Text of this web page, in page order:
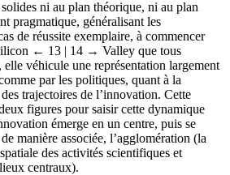
ni au plan théorique, ni au plan
pragmatique, généralisant les
de réussite exemplaire, à commencer
← 13 | 14 → Valley que tous
elle véhicule une représentation largement
par les politiques, quant à la
trajectoires de l’innovation. Cette
figures pour saisir cette dynamique
émerge en un centre, puis se
manière associée, l’agglomération (la
des activités scientifiques et
centraux).